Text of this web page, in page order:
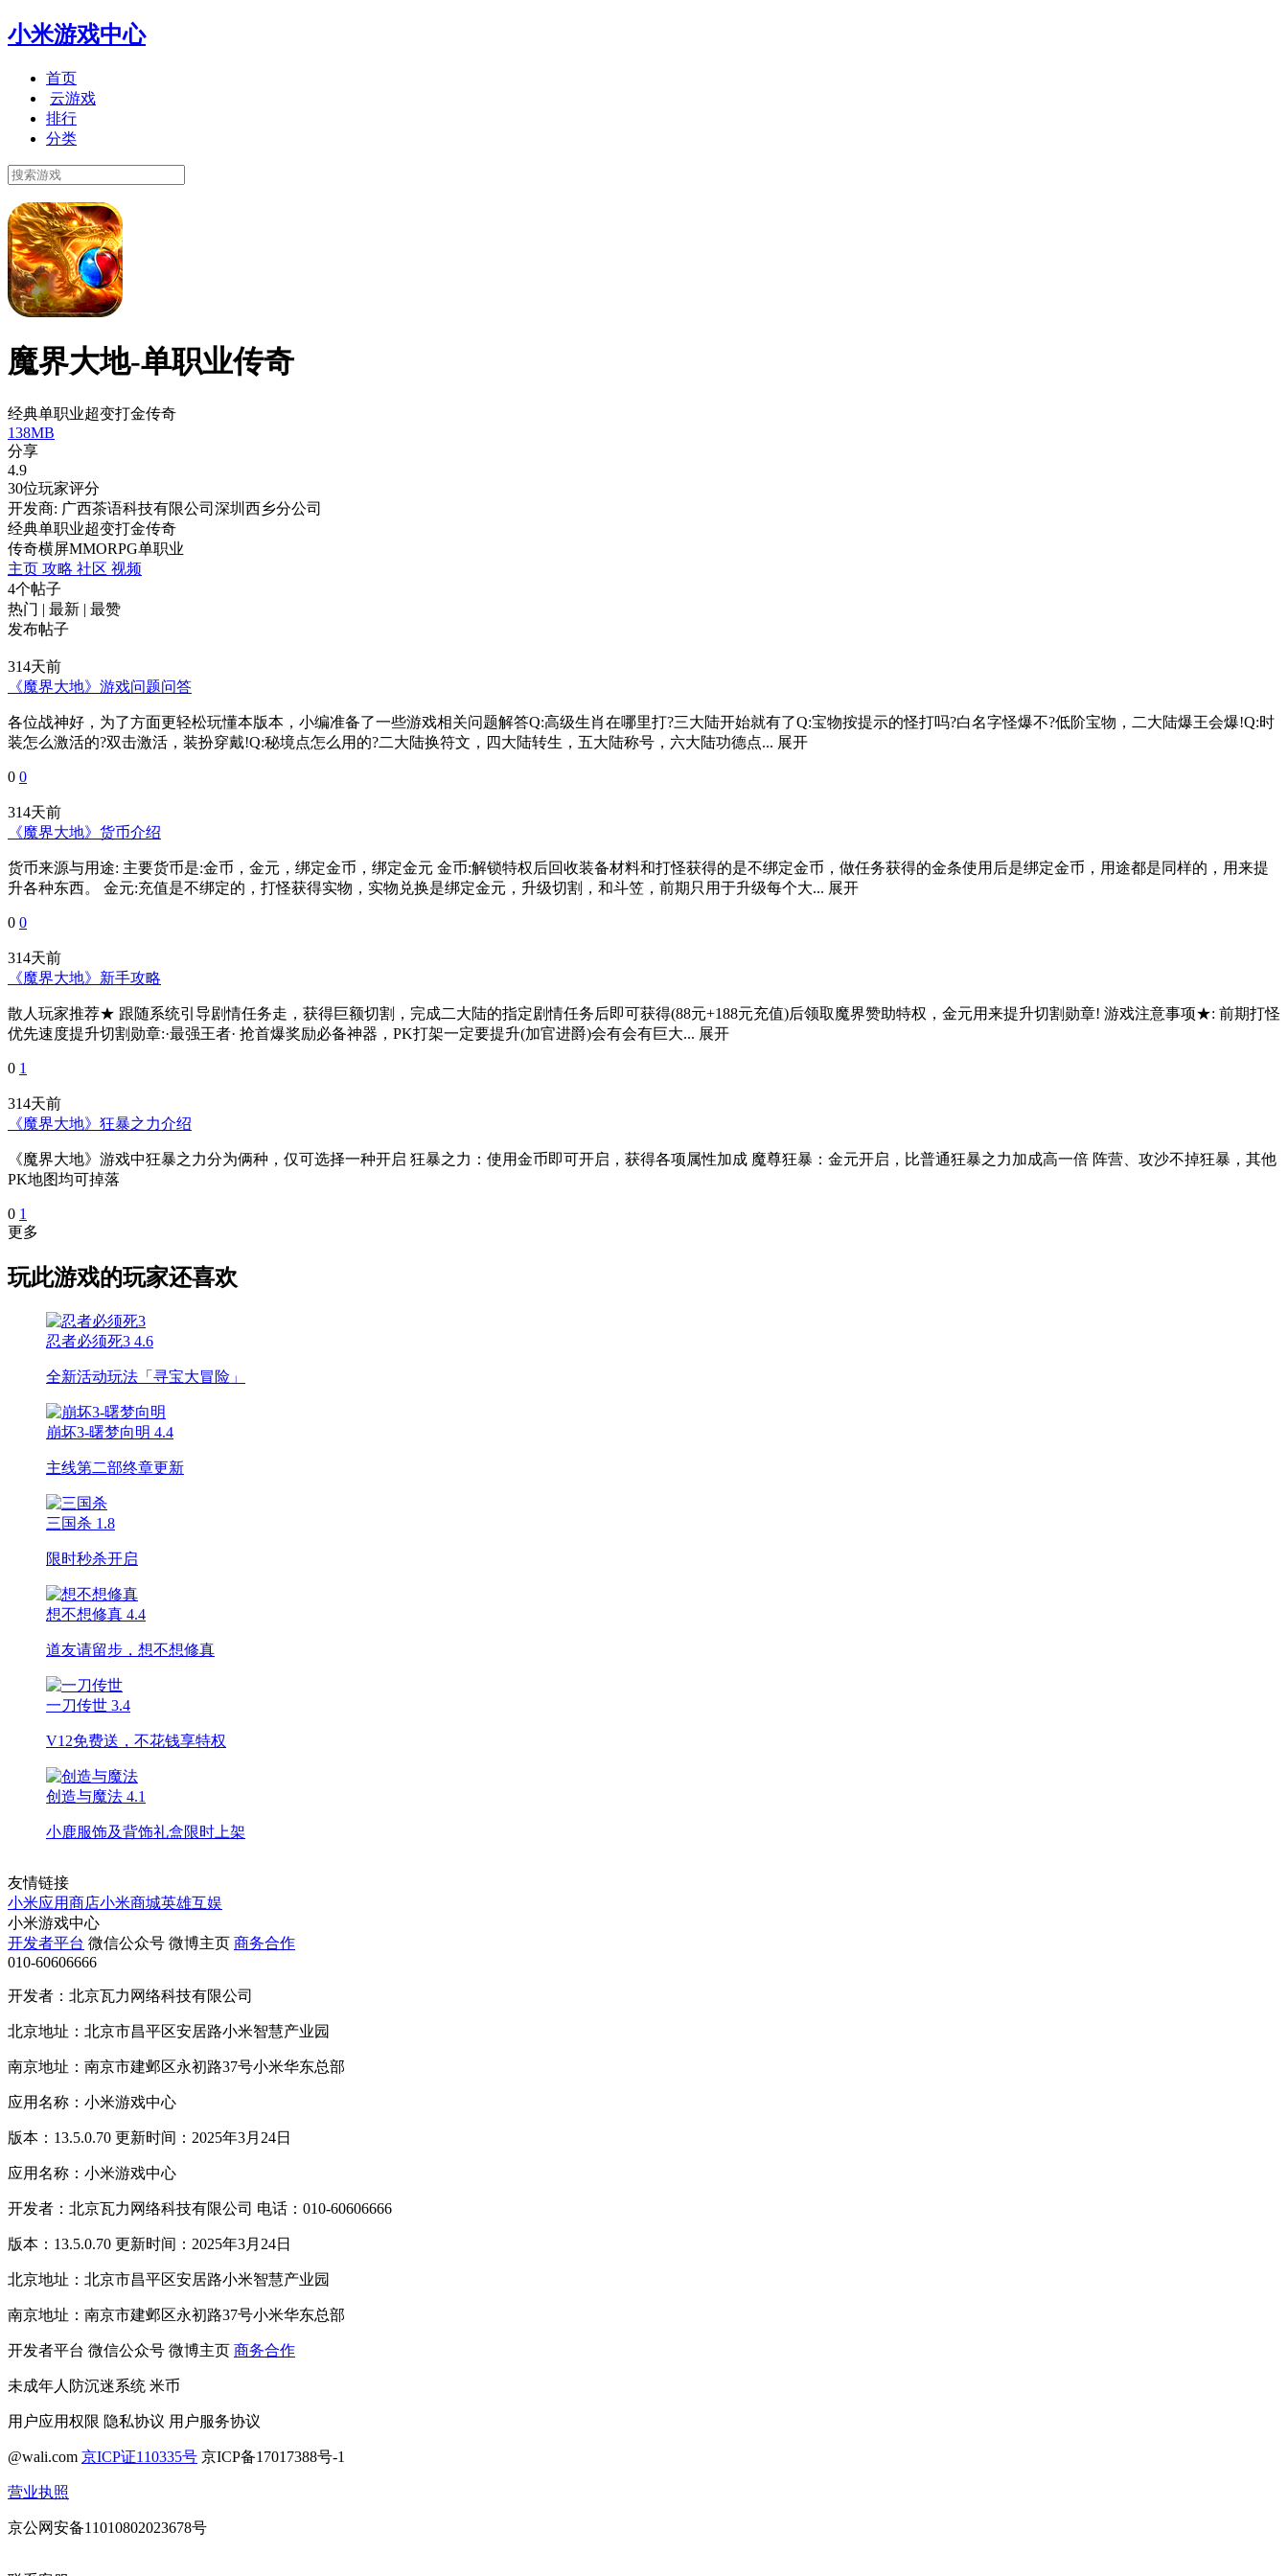
小米游戏中心
首页
云游戏
排行
分类
魔界大地-单职业传奇
经典单职业超变打金传奇
138MB
分享
4.9
30位玩家评分
开发商: 广西茶语科技有限公司深圳西乡分公司
经典单职业超变打金传奇
传奇横屏MMORPG单职业
主页 攻略 社区 视频
4个帖子
热门 | 最新 | 最赞
发布帖子
314天前
《魔界大地》游戏问题问答
各位战神好，为了方面更轻松玩懂本版本，小编准备了一些游戏相关问题解答Q:高级生肖在哪里打?三大陆开始就有了Q:宝物按提示的怪打吗?白名字怪爆不?低阶宝物，二大陆爆王会爆!Q:时
装怎么激活的?双击激活，装扮穿戴!Q:秘境点怎么用的?二大陆换符文，四大陆转生，五大陆称号，六大陆功德点... 展开
0 0
314天前
《魔界大地》货币介绍
货币来源与用途: 主要货币是:金币，金元，绑定金币，绑定金元 金币:解锁特权后回收装备材料和打怪获得的是不绑定金币，做任务获得的金条使用后是绑定金币，用途都是同样的，用来提
升各种东西。 金元:充值是不绑定的，打怪获得实物，实物兑换是绑定金元，升级切割，和斗笠，前期只用于升级每个大... 展开
0 0
314天前
《魔界大地》新手攻略
散人玩家推荐★ 跟随系统引导剧情任务走，获得巨额切割，完成二大陆的指定剧情任务后即可获得(88元+188元充值)后领取魔界赞助特权，金元用来提升切割勋章! 游戏注意事项★: 前期打怪
优先速度提升切割勋章:·最强王者· 抢首爆奖励必备神器，PK打架一定要提升(加官进爵)会有会有巨大... 展开
0 1
314天前
《魔界大地》狂暴之力介绍
《魔界大地》游戏中狂暴之力分为俩种，仅可选择一种开启 狂暴之力：使用金币即可开启，获得各项属性加成 魔尊狂暴：金元开启，比普通狂暴之力加成高一倍 阵营、攻沙不掉狂暴，其他
PK地图均可掉落
0 1
更多
玩此游戏的玩家还喜欢
忍者必须死3 4.6
全新活动玩法「寻宝大冒险」
崩坏3-曙梦向明 4.4
主线第二部终章更新
三国杀 1.8
限时秒杀开启
想不想修真 4.4
道友请留步，想不想修真
一刀传世 3.4
V12免费送，不花钱享特权
创造与魔法 4.1
小鹿服饰及背饰礼盒限时上架
友情链接
小米应用商店小米商城英雄互娱
小米游戏中心
开发者平台 微信公众号 微博主页 商务合作
010-60606666
开发者：北京瓦力网络科技有限公司
北京地址：北京市昌平区安居路小米智慧产业园
南京地址：南京市建邺区永初路37号小米华东总部
应用名称：小米游戏中心
版本：13.5.0.70 更新时间：2025年3月24日
应用名称：小米游戏中心
开发者：北京瓦力网络科技有限公司 电话：010-60606666
版本：13.5.0.70 更新时间：2025年3月24日
北京地址：北京市昌平区安居路小米智慧产业园
南京地址：南京市建邺区永初路37号小米华东总部
开发者平台 微信公众号 微博主页 商务合作
未成年人防沉迷系统 米币
用户应用权限 隐私协议 用户服务协议
@wali.com 京ICP证110335号 京ICP备17017388号-1
营业执照
京公网安备11010802023678号